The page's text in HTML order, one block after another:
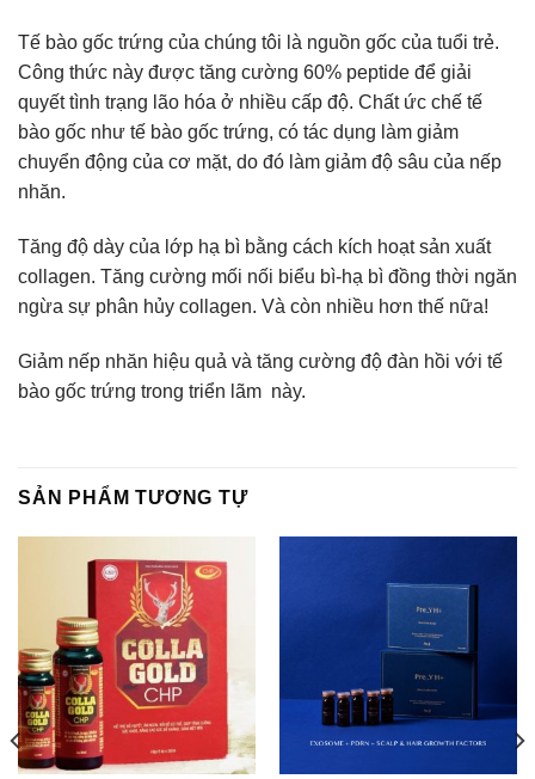
Tế bào gốc trứng của chúng tôi là nguồn gốc của tuổi trẻ.
Công thức này được tăng cường 60% peptide để giải
quyết tình trạng lão hóa ở nhiều cấp độ. Chất ức chế tế
bào gốc như tế bào gốc trứng, có tác dụng làm giảm
chuyển động của cơ mặt, do đó làm giảm độ sâu của nếp
nhăn.
Tăng độ dày của lớp hạ bì bằng cách kích hoạt sản xuất
collagen. Tăng cường mối nối biểu bì-hạ bì đồng thời ngăn
ngừa sự phân hủy collagen. Và còn nhiều hơn thế nữa!
Giảm nếp nhăn hiệu quả và tăng cường độ đàn hồi với tế
bào gốc trứng trong triển lãm này.
SẢN PHẨM TƯƠNG TỰ